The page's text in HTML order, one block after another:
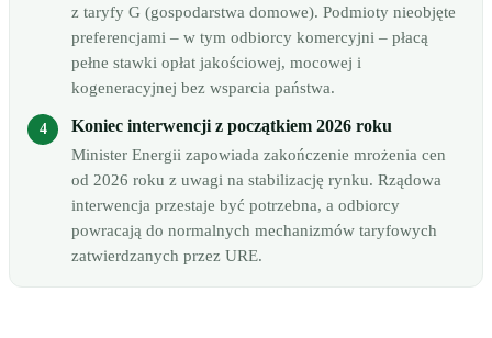
z taryfy G (gospodarstwa domowe). Podmioty nieobjęte
preferencjami – w tym odbiorcy komercyjni – płacą
pełne stawki opłat jakościowej, mocowej i
kogeneracyjnej bez wsparcia państwa.
Koniec interwencji z początkiem 2026 roku
Minister Energii zapowiada zakończenie mrożenia cen
od 2026 roku z uwagi na stabilizację rynku. Rządowa
interwencja przestaje być potrzebna, a odbiorcy
powracają do normalnych mechanizmów taryfowych
zatwierdzanych przez URE.